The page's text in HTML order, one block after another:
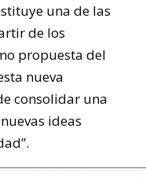
una de las
de los
propuesta del
nueva
consolidar una
ideas